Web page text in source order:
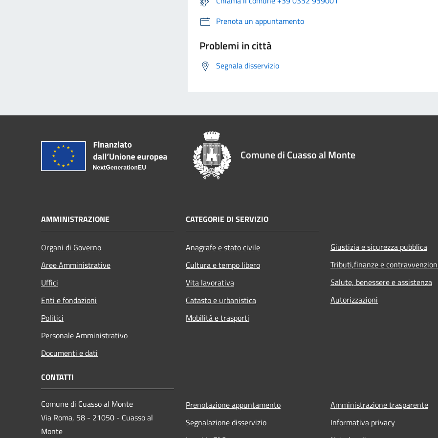
Prenota un appuntamento
Problemi in città
Segnala disservizio
Comune di Cuasso al Monte
AMMINISTRAZIONE
Organi di Governo
Aree Amministrative
Uffici
Enti e fondazioni
Politici
Personale Amministrativo
Documenti e dati
CATEGORIE DI SERVIZIO
Anagrafe e stato civile
Cultura e tempo libero
Vita lavorativa
Catasto e urbanistica
Mobilità e trasporti
Giustizia e sicurezza pubblica
Tributi,finanze e
Salute, benessere e assistenza
Autorizzazioni
CONTATTI
Comune di Cuasso al Monte
Via Roma, 58 - 21050 - Cuasso al
Monte
Prenotazione appuntamento
Segnalazione disservizio
Amministrazione trasparente
Informativa privacy